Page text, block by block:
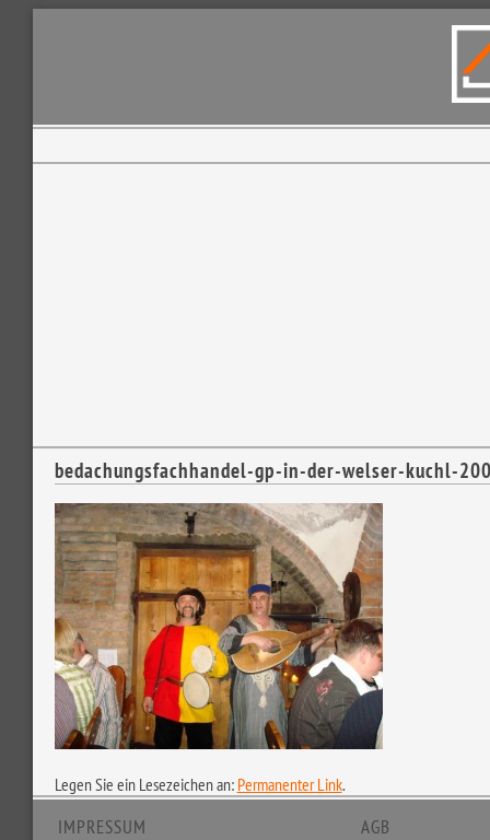
bedachungsfachhandel-gp-in-der-welser-kuchl-
Legen Sie ein Lesezeichen an: Permanenter Link.
IMPRESSUM
AGB